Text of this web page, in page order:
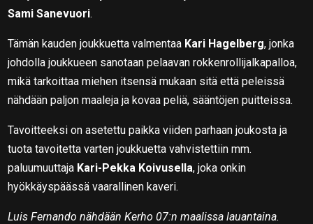
Sami Sanevuori.
Tämän kauden joukkuetta valmentaa Kari Hagelberg, jonka
johdolla joukkueen sanotaan pelaavan rokkenrollijalkapalloa,
mikä tarkoittaa miehen itsensä mukaan sitä että peleissä
nähdään paljon maaleja ja kovaa peliä, sääntöjen puitteissa.
Tavoitteeksi on asetettu paikka viiden parhaan joukosta ja
tuota tavoitetta varten joukkuetta vahvistettiin mm.
paluumuuttaja Kari-Pekka Koivusella, joka onkin
hyökkäyspäässä vaarallinen kaveri.
Luis Fernando nähdään Kerho 07:n maalissa lauantaina.